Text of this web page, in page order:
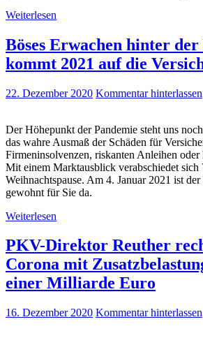
Weiterlesen
Böses Erwachen hinter der
kommt 2021 auf die
22. Dezember 2020 Kommentar hinterlassen
Der Höhepunkt der Pandemie steht uns
das wahre Ausmaß der Schäden für
Firmeninsolvenzen, riskanten Anleihen oder
Mit einem Marktausblick verabschiedet
Weihnachtspause. Am 4. Januar 2021 ist
gewohnt für Sie da.
Weiterlesen
PKV-Direktor Reuther
Corona mit
einer Milliarde Euro
16. Dezember 2020 Kommentar hinterlassen